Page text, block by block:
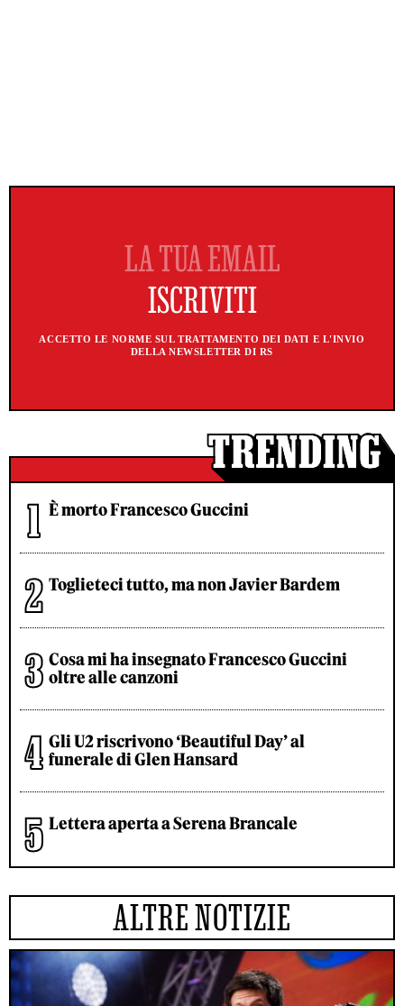
ACCETTO LE NORME SUL TRATTAMENTO DEI DATI E L'INVIO
DELLA NEWSLETTER DI RS
È morto Francesco Guccini
Toglieteci tutto, ma non Javier Bardem
Cosa mi ha insegnato Francesco Guccini
oltre alle canzoni
Gli U2 riscrivono ‘Beautiful Day’ al
funerale di Glen Hansard
Lettera aperta a Serena Brancale
ALTRE NOTIZIE